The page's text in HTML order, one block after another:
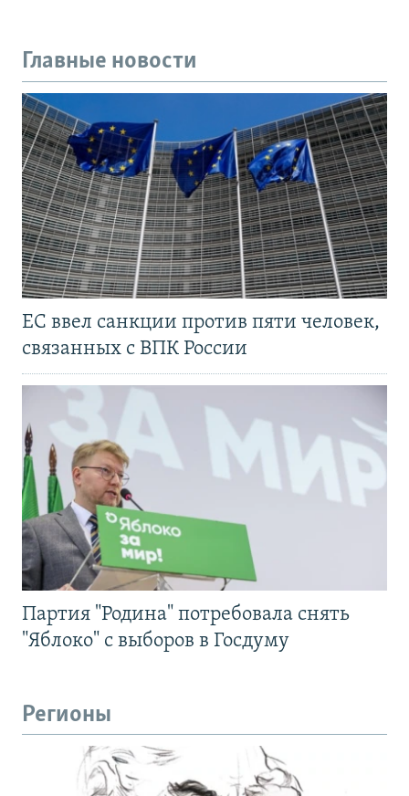
Главные новости
ЕС ввел санкции против пяти человек,
связанных с ВПК России
Партия "Родина" потребовала снять
"Яблоко" с выборов в Госдуму
Регионы